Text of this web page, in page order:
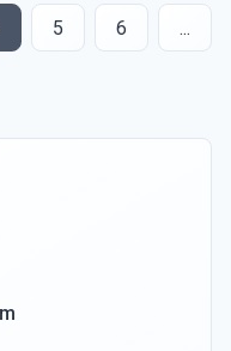
5 6 ...